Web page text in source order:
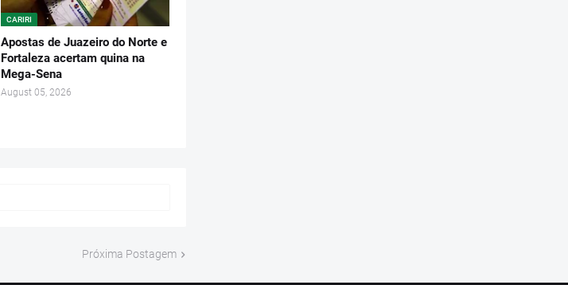
CARIRI
Apostas de Juazeiro do Norte e
Fortaleza acertam quina na
Mega-Sena
August 05, 2026
Próxima Postagem